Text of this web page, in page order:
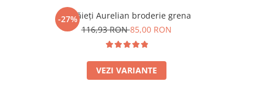
-27%
Ie băieți Aurelian broderie grena
116,93 RON85,00 RON
VEZI VARIANTE